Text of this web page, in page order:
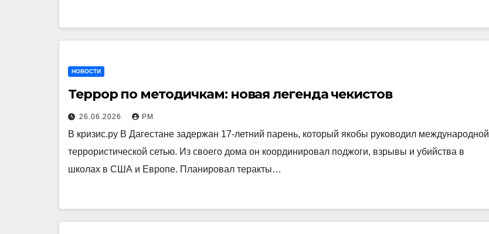
НОВОСТИ
Террор по методичкам: новая легенда чекистов
26.06.2026 РМ
В кризис.ру В Дагестане задержан 17-летний парень, который якобы руководил международной
террористической сетью. Из своего дома он координировал поджоги, взрывы и убийства в
школах в США и Европе. Планировал теракты…